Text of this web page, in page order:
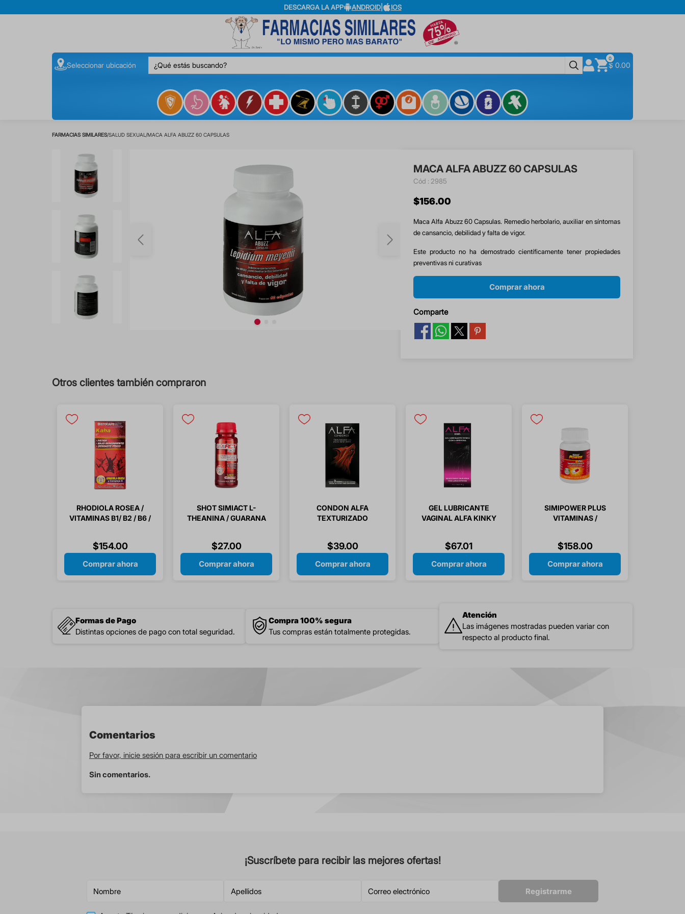
DESCARGA LA APP ANDROID| IOS
Seleccionar ubicación ¿Qué estás buscando? 0
$ 0.00
SALUD SEXUAL MACA ALFA ABUZZ 60 CAPSULAS
MACA ALFA ABUZZ 60 CAPSULAS
: 2985
$156.00
Maca Alfa Abuzz 60 Capsulas. Remedio herbolario, auxiliar en síntomas
de cansancio, debilidad y falta de vigor.
Este producto no ha demostrado científicamente tener propiedades
preventivas ni curativas
Comprar ahora
Comparte
Otros clientes también compraron
RHODIOLA ROSEA /
VITAMINAS B1/ B2 / B6 /
$154.00
Comprar ahora
SHOT SIMIACT L-
THEANINA / GUARANA
PIEZA
$27.00
Comprar ahora
CONDON ALFA
TEXTURIZADO
$39.00
Comprar ahora
GEL LUBRICANTE
VAGINAL ALFA KINKY
$67.01
Comprar ahora
SIMIPOWER PLUS
VITAMINAS /
CAPSULAS
$158.00
Comprar ahora
Formas de Pago
Distintas opciones de pago con total seguridad.
Compra 100% segura
Tus compras están totalmente protegidas.
Atención
Las imágenes mostradas pueden variar con
respecto al producto final.
Comentarios
Por favor, inicie sesión para escribir un comentario
Sin comentarios.
¡Suscríbete para recibir las mejores ofertas!
Registrarme